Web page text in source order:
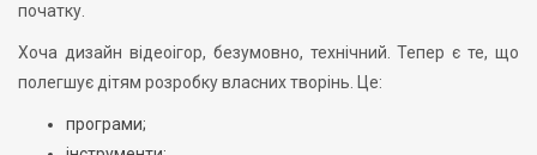
початку.
Хоча дизайн відеоігор, безумовно, технічний. Тепер є те, що
полегшує дітям розробку власних творінь. Це:
програми;